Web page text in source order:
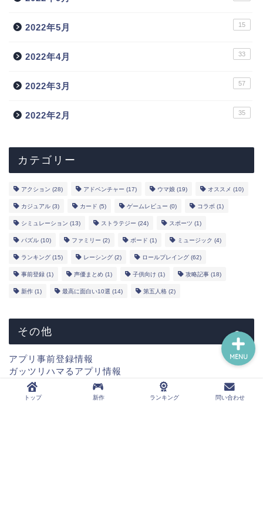
2022年5月 15
2022年4月 33
2022年3月 57
2022年2月 35
カテゴリー
アクション (28) アドベンチャー (17) ウマ娘 (19) オススメ (10)
カジュアル (3) カード (5) ゲームレビュー (0) コラボ (1)
シミュレーション (13) ストラテジー (24) スポーツ (1)
パズル (10) ファミリー (2) ボード (1) ミュージック (4)
ランキング (15) レーシング (2) ロールプレイング (62)
事前登録 (1) 声優まとめ (1) 子供向け (1) 攻略記事 (18)
新作 (1) 最高に面白い10選 (14) 第五人格 (2)
その他
アプリ事前登録情報
ガッツリハマるアプリ情報
新作情報
コラボ情報
トップ 新作 ランキング 問い合わせ
MENU
事前登録
声優
YouTube
問い合わせ